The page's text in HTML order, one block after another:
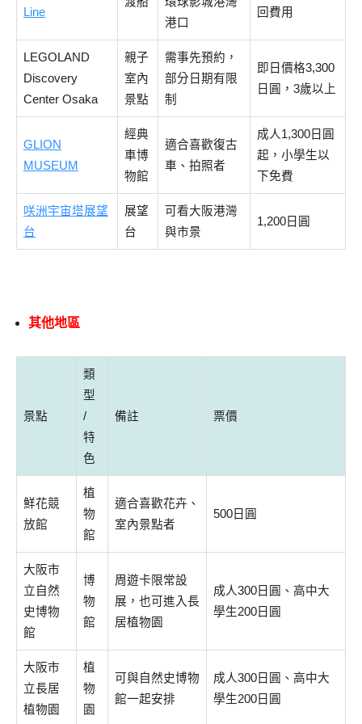
Line
港口
回費用
LEGOLAND
Discovery
Center Osaka
親子
室內
景點
需事先預約，
部分日期有限
制
即日價格3,300
日圓，3歲以上
GLION
MUSEUM
經典
車博
物館
適合喜歡復古
車、拍照者
成人1,300日圓
起，小學生以
下免費
咲洲宇宙塔展望
台
展望
台
可看大阪港灣
與市景
1,200日圓
其他地區
景點
類
型
/
特
色
備註 票價
鮮花競
放館
植
物
館
適合喜歡花卉、
室內景點者
500日圓
大阪市
立自然
史博物
館
博
物
館
周遊卡限常設
展，也可進入長
居植物園
成人300日圓、高中大
學生200日圓
大阪市
立長居
植物園
植
物
園
可與自然史博物
館一起安排
成人300日圓、高中大
學生200日圓